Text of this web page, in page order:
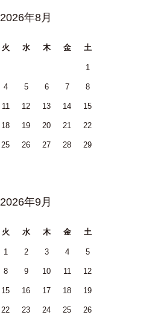
2026年8月
火 水 木 金 土
1
4 5 6 7 8
11 12 13 14 15
18 19 20 21 22
25 26 27 28 29
2026年9月
火 水 木 金 土
1 2 3 4 5
8 9 10 11 12
15 16 17 18 19
22 23 24 25 26